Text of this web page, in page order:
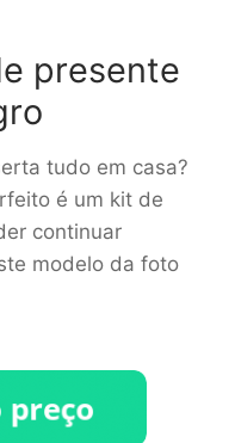
presente
tudo em casa?
é um kit de
continuar
modelo da foto